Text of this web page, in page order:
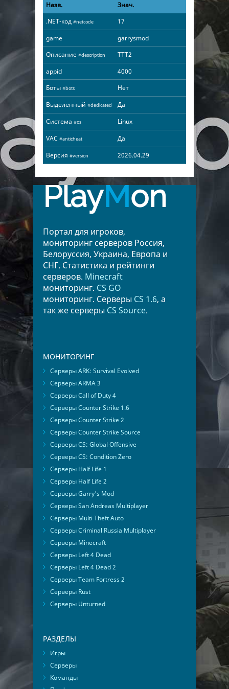
Назв.
Знач.
.NET-код #netcode
17
game
garrysmod
Описание #description
TTT2
appid
4000
Боты #bots
Нет
Выделенный #dedicated
Да
Система #os
Linux
VAC #anticheat
Да
Версия #version 2026.04.29
PlayMon
Портал для игроков,
мониторинг серверов Россия,
Белоруссия, Украина, Европа и
СНГ. Статистика и рейтинги
серверов. Minecraft
мониторинг. CS GO
мониторинг. Серверы CS 1.6, а
так же серверы CS Source.
МОНИТОРИНГ
Серверы ARK: Survival Evolved
Серверы ARMA 3
Серверы Call of Duty 4
Серверы Counter Strike 1.6
Серверы Counter Strike 2
Серверы Counter Strike Source
Серверы CS: Global Offensive
Серверы CS: Condition Zero
Серверы Half Life 1
Серверы Half Life 2
Серверы Garry's Mod
Серверы San Andreas Multiplayer
Серверы Multi Theft Auto
Серверы Criminal Russia Multiplayer
Серверы Minecraft
Серверы Left 4 Dead
Серверы Left 4 Dead 2
Серверы Team Fortress 2
Серверы Rust
Серверы Unturned
РАЗДЕЛЫ
Игры
Серверы
Команды